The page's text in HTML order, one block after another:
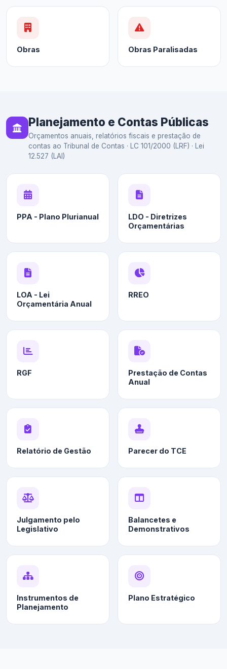
Obras Obras Paralisadas
Planejamento e Contas Públicas
Orçamentos anuais, relatórios fiscais e prestação de
contas ao Tribunal de Contas · LC 101/2000 (LRF) · Lei
12.527 (LAI)
PPA - Plano Plurianual
LDO - Diretrizes
Orçamentárias
LOA - Lei
Orçamentária Anual
RREO
RGF
Prestação de Contas
Anual
Relatório de Gestão Parecer do TCE
Julgamento pelo
Legislativo
Balancetes e
Demonstrativos
Instrumentos de
Planejamento
Plano Estratégico